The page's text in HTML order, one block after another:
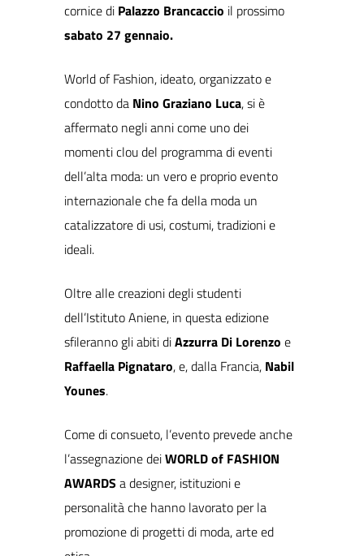
cornice di Palazzo Brancaccio il prossimo
sabato 27 gennaio.
World of Fashion, ideato, organizzato e
condotto da Nino Graziano Luca, si è
affermato negli anni come uno dei
momenti clou del programma di eventi
dell’alta moda: un vero e proprio evento
internazionale che fa della moda un
catalizzatore di usi, costumi, tradizioni e
ideali.
Oltre alle creazioni degli studenti
dell’Istituto Aniene, in questa edizione
sfileranno gli abiti diAzzurra Di Lorenzo e
Raffaella Pignataro, e, dalla Francia, Nabil
Younes.
Come di consueto, l’evento prevede anche
l’assegnazione deiWORLD of FASHION
AWARDS a designer, istituzioni e
personalità che hanno lavorato per la
promozione di progetti di moda, arte ed